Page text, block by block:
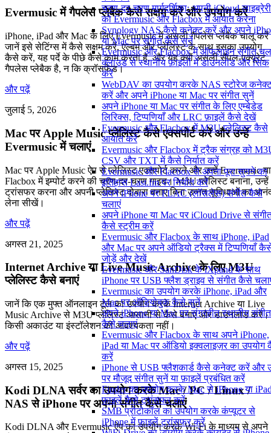
चरण-दर-चरण मार्गदर्शिका: अपनी iCloud लाइब्रेरी
को Evermusic और Flacbox में आयात करना
Synology NAS कैसे कनेक्ट करें और अपने
या Mac पर संगीत कैसे सुनें
Evermusic और Flacbox में ऑफलाइन संगीत
क्लाउड से स्थानीय फ़ाइलों में डाउनलोड और सिंक
करें
WebDAV का उपयोग करके NAS स्टोरेज
करें और अपने iPhone या Mac पर संगीत सुनें
अपने iPhone या Mac पर संगीत के लिए एम्बेडेड
लिरिक्स, टिप्पणियाँ और LRC फ़ाइलें कैसे देखें
Evermusic और Flacbox में M3U प्लेलिस्ट कैसे
आयात करें
Evermusic और Flacbox में ट्रैक संग्रह को
CSV और TXT में कैसे निर्यात करें
Evermusic और Flacbox से अपना पूरा सुनने का
इतिहास Last.fm पर निर्यात करें
अपने iPhone पर FLAC (लॉसलेस) संगीत कैसे
चलाएं
अपने iPhone या Mac पर iCloud Drive से
कैसे स्ट्रीम करें
Evermusic और Flacbox के साथ iPhone, iPad
और Mac पर अपने ऑडियो ट्रैक्स में टिप्पणियाँ
जोड़ें और देखें
Evermusic और SanDisk के iXpand के साथ
iPhone पर USB फ्लैश ड्राइव से संगीत कैसे
Evermusic का उपयोग करके iPhone, iPad और
Mac पर ऑडियोबुक कैसे सुनें
अपने iPhone या Mac पर संग्रहीत स्थानीय संगीत
कैसे चलाएं
Evermusic और Flacbox के साथ अपने iPhone,
iPad या Mac पर ऑडियो इक्वलाइज़र का उपयोग
करें
iPhone से USB फ्लैशकार्ड कैसे कनेक्ट करें और
पर मौजूद संगीत सुनें या फ़ाइलें प्रबंधित करें
Finder का उपयोग करके Mac से iPhone या
फ़ाइलें कैसे ट्रांसफर करें
SMB प्रोटोकॉल का उपयोग करके कंप्यूटर से
iPhone में फ़ाइलें ट्रांसफर करें
Evermusic में गैपलेस प्लेबैक कैसे सक्षम करें और उपयोग करें
iPhone, iPad और Mac के लिए Evermusic में असली गैपलेस प्लेबैक चालू
जानें इसे सेटिंग्स में कैसे सक्षम करें, एल्बम और प्लेलिस्ट के साथ इसका उपयोग
कैसे करें, यह पर्दे के पीछे कैसे काम करता है, और यह क्यों असली सैंपल-एक्यूरेट
गैपलेस प्लेबैक है, न कि क्रॉसफेड।
और पढ़ें
जुलाई 5, 2026
Mac पर Apple Music प्लेलिस्ट कैसे एक्सपोर्ट करें और उन्हें
Evermusic में चलाएं
Mac पर Apple Music ऐप से प्लेलिस्ट एक्सपोर्ट करने और उन्हें Evermusic या
Flacbox में इम्पोर्ट करने की चरण-दर-चरण गाइड। M3U प्लेलिस्ट बनाना, उन्हें
ट्रांसफर करना और अपनी प्लेलिस्ट दोबारा बनाए बिना उन्नत सुविधाओं का
लेना सीखें।
और पढ़ें
अगस्त 21, 2025
Internet Archive या Live Music Archive के लिए M3U
प्लेलिस्ट कैसे बनाएं
जानें कि एक मुफ्त ऑनलाइन टूल का उपयोग करके Internet Archive या Live
Music Archive से M3U प्लेलिस्ट आसानी से कैसे बनाएं और डाउनलोड करें।
किसी अकाउंट या इंस्टॉलेशन की आवश्यकता नहीं।
और पढ़ें
अगस्त 15, 2025
Kodi DLNA सर्वर का उपयोग करके Mac / PC / Linux /
NAS से iPhone पर अपना संगीत कैसे चलाएं
Kodi DLNA और Evermusic ऐप का उपयोग करके Wi-Fi के माध्यम से अपने